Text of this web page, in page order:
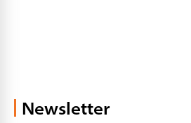
Newsletter